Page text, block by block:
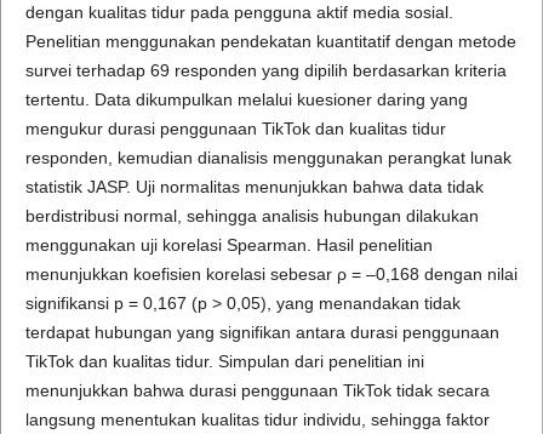
dengan kualitas tidur pada pengguna aktif media sosial.
Penelitian menggunakan pendekatan kuantitatif dengan metode
survei terhadap 69 responden yang dipilih berdasarkan kriteria
tertentu. Data dikumpulkan melalui kuesioner daring yang
mengukur durasi penggunaan TikTok dan kualitas tidur
responden, kemudian dianalisis menggunakan perangkat lunak
statistik JASP. Uji normalitas menunjukkan bahwa data tidak
berdistribusi normal, sehingga analisis hubungan dilakukan
menggunakan uji korelasi Spearman. Hasil penelitian
menunjukkan koefisien korelasi sebesar ρ = –0,168 dengan nilai
signifikansi p = 0,167 (p > 0,05), yang menandakan tidak
terdapat hubungan yang signifikan antara durasi penggunaan
TikTok dan kualitas tidur. Simpulan dari penelitian ini
menunjukkan bahwa durasi penggunaan TikTok tidak secara
langsung menentukan kualitas tidur individu, sehingga faktor